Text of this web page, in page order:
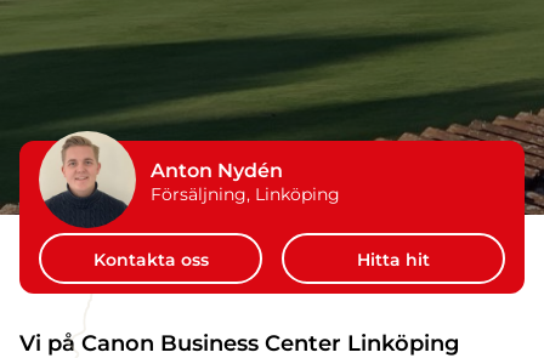
Anton Nydén
Försäljning, Linköping
Kontakta oss Hitta hit
Vi på Canon Business Center Linköping